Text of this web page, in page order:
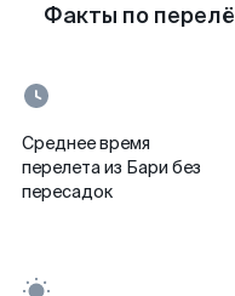
Факты по
Среднее время
перелета из Бари без
пересадок